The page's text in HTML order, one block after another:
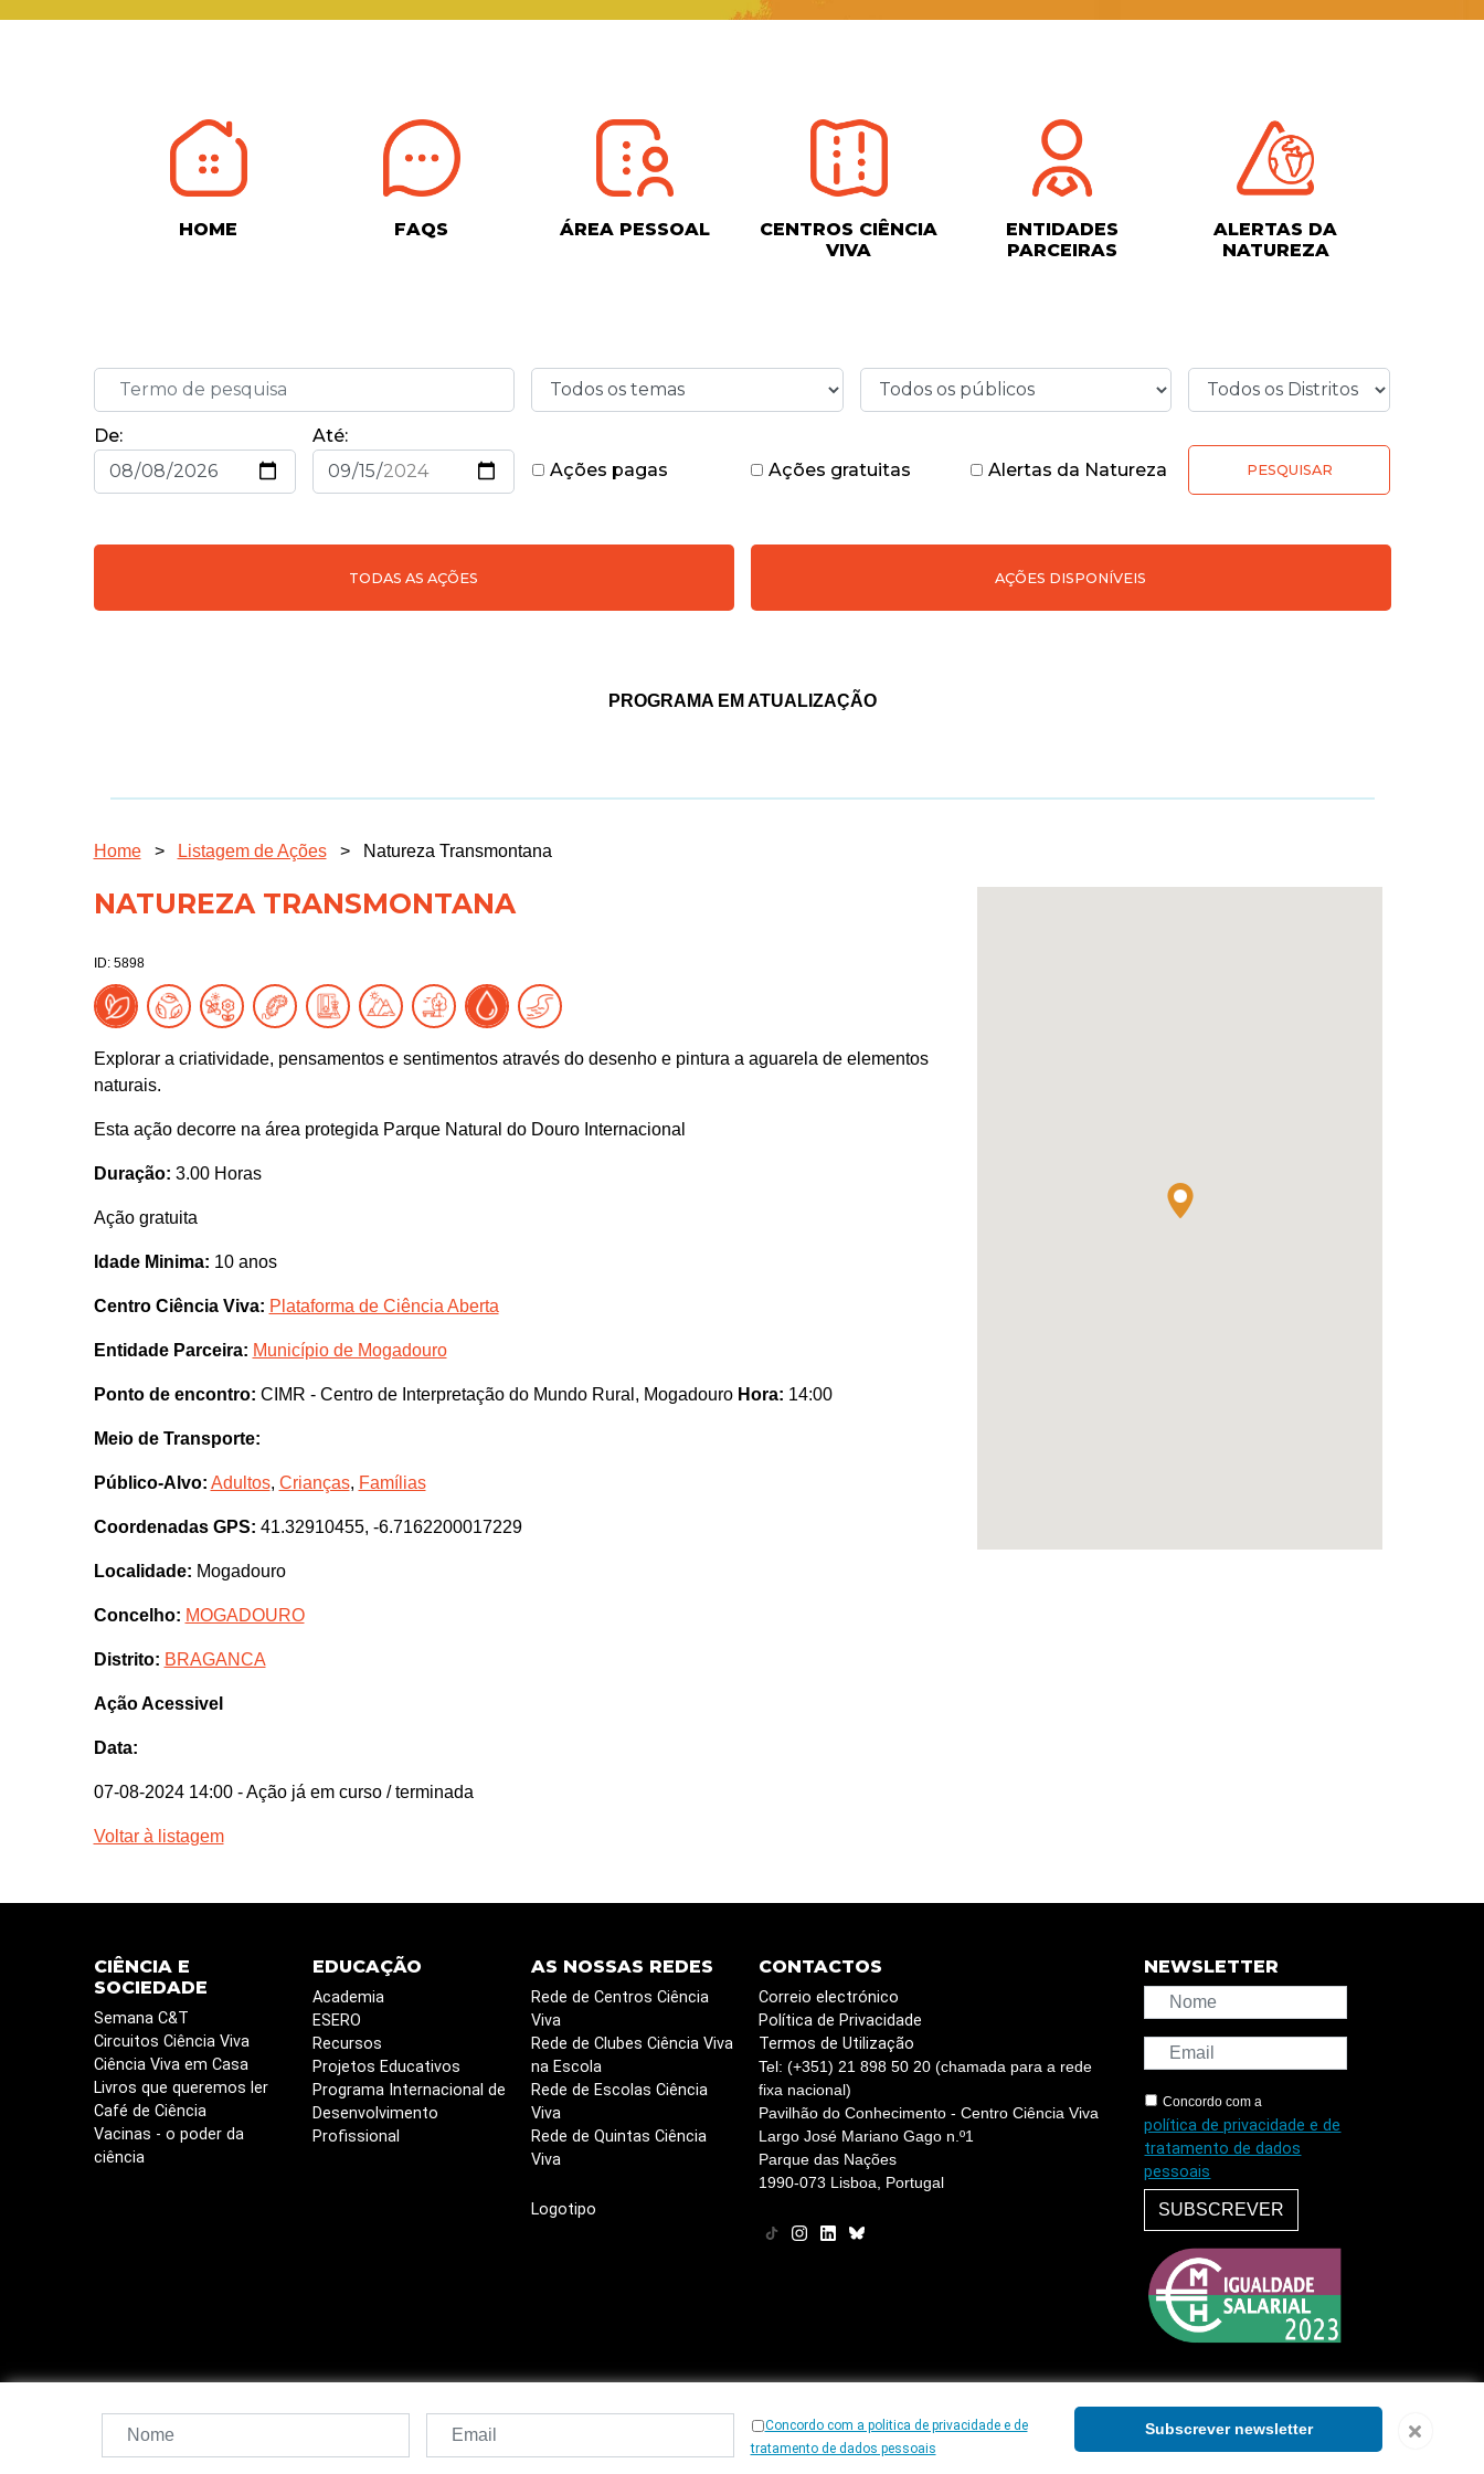
HOME FAQS ÁREA PESSOAL
CENTROS CIÊNCIA
VIVA
ENTIDADES
PARCEIRAS
ALERTAS DA
NATUREZA
De:
Até:
Ações pagas
Ações gratuitas Alertas da Natureza PESQUISAR
TODAS AS AÇÕES AÇÕES DISPONÍVEIS
PROGRAMA EM ATUALIZAÇÃO
Home > Listagem de Ações > Natureza Transmontana
NATUREZA TRANSMONTANA
ID: 5898
Explorar a criatividade, pensamentos e sentimentos através do desenho e pintura a aguarela de elementos
naturais.
Esta ação decorre na área protegida Parque Natural do Douro Internacional
Duração: 3.00 Horas
Ação gratuita
Idade Minima: 10 anos
Centro Ciência Viva: Plataforma de Ciência Aberta
Entidade Parceira: Município de Mogadouro
Ponto de encontro: CIMR - Centro de Interpretação do Mundo Rural, Mogadouro Hora: 14:00
Meio de Transporte:
Público-Alvo: Adultos, Crianças, Famílias
Coordenadas GPS: 41.32910455, -6.7162200017229
Localidade: Mogadouro
Concelho: MOGADOURO
Distrito: BRAGANCA
Ação Acessivel
Data:
07-08-2024 14:00 - Ação já em curso / terminada
Voltar à listagem
CIÊNCIA E
SOCIEDADE
Semana C&T
Circuitos Ciência Viva
Ciência Viva em Casa
Livros que queremos ler
Café de Ciência
Vacinas - o poder da
ciência
EDUCAÇÃO
Academia
ESERO
Recursos
Projetos Educativos
Programa Internacional de
Desenvolvimento
Profissional
AS NOSSAS REDES
Rede de Centros Ciência
Viva
Rede de Clubes Ciência Viva
na Escola
Rede de Escolas Ciência
Viva
Rede de Quintas Ciência
Viva
Logotipo
CONTACTOS
Correio electrónico
Política de Privacidade
Termos de Utilização
Tel: (+351) 21 898 50 20 (chamada para a rede
fixa nacional)
Pavilhão do Conhecimento - Centro Ciência Viva
Largo José Mariano Gago n.º1
Parque das Nações
1990-073 Lisboa, Portugal
NEWSLETTER
Concordo com a
política de privacidade e de
tratamento de dados
pessoais
SUBSCREVER
-2026, Ciência Viva
Concordo com a politica de privacidade e de
tratamento de dados pessoais
Subscrever newsletter